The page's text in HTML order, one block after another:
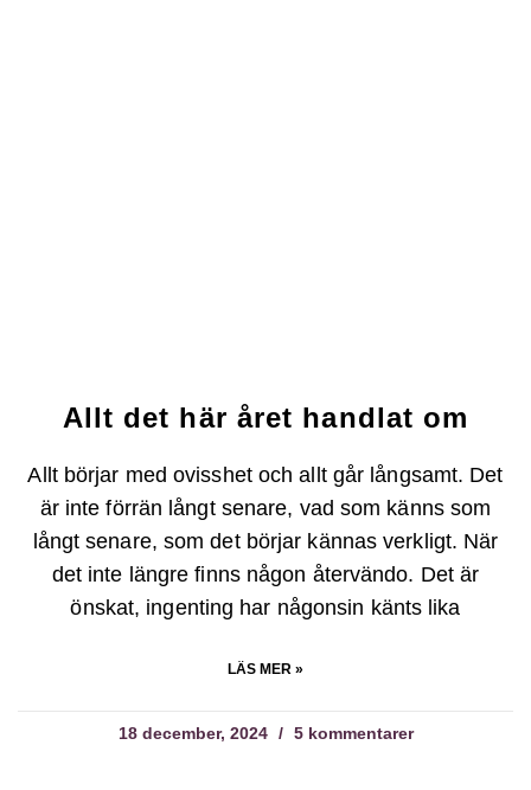
Allt det här året handlat om
Allt börjar med ovisshet och allt går långsamt. Det
är inte förrän långt senare, vad som känns som
långt senare, som det börjar kännas verkligt. När
det inte längre finns någon återvändo. Det är
önskat, ingenting har någonsin känts lika
LÄS MER »
18 december, 2024 5 kommentarer